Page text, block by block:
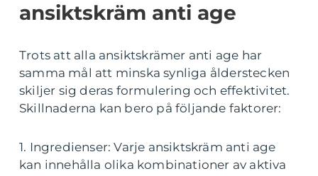
ansiktskräm anti age
Trots att alla ansiktskrämer anti age har
samma mål att minska synliga ålderstecken
skiljer sig deras formulering och effektivitet.
Skillnaderna kan bero på följande faktorer:
1. Ingredienser: Varje ansiktskräm anti age
kan innehålla olika kombinationer av aktiva